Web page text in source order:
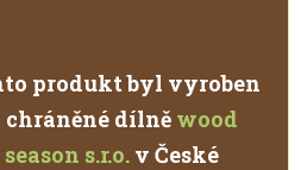
produkt byl vyroben
chráněné dílně wood
season s.r.o. v České